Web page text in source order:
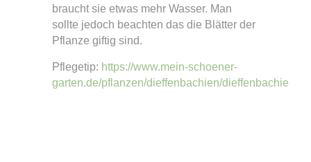
braucht sie etwas mehr Wasser. Man
sollte jedoch beachten das die Blätter der
Pflanze giftig sind.
Pflegetip: https://www.mein-schoener-
garten.de/pflanzen/dieffenbachien/dieffenbachie